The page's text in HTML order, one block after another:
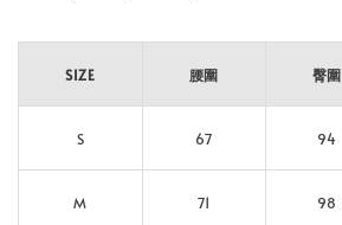
SIZE 腰圍 臀圍
S 67 94
M 71 98